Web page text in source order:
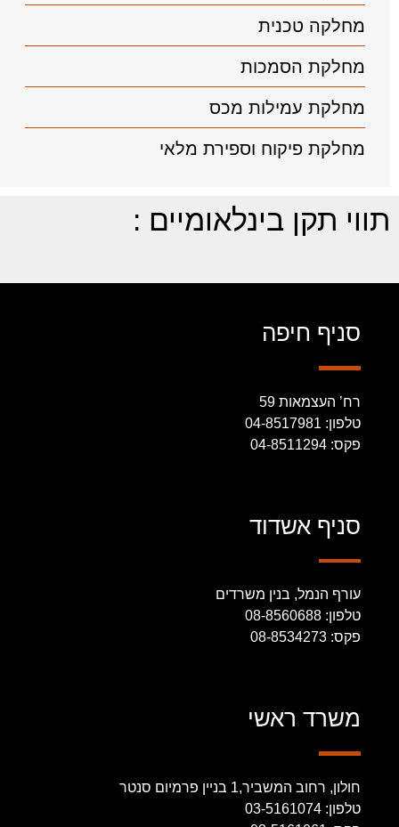
מחלקה טכנית
מחלקת הסמכות
מחלקת עמילות מכס
מחלקת פיקוח וספירת מלאי
תווי תקן בינלאומיים :
סניף חיפה
רח’ העצמאות 59
טלפון: 04-8517981
פקס: 04-8511294
סניף אשדוד
עורף הנמל, בנין משרדים
טלפון: 08-8560688
פקס: 08-8534273
משרד ראשי
חולון, רחוב המשביר,1 בניין פרמיום סנטר
טלפון: 03-5161074